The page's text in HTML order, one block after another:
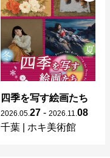
四季を写す絵画たち
2026.05.27 - 2026.11.08
千葉
ホキ美術館